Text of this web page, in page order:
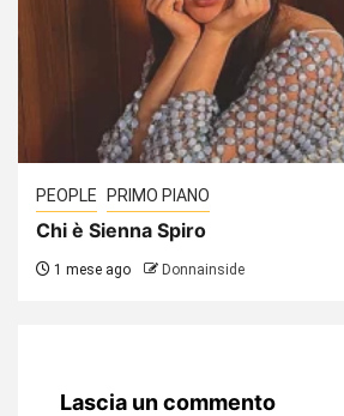
PEOPLE PRIMO PIANO
Chi è Sienna Spiro
1 mese ago Donnainside
Lascia un commento